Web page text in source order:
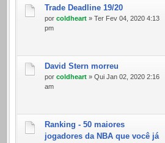
Trade Deadline 19/20
por coldheart » Ter Fev 04, 2020 4:13
pm
David Stern morreu
por coldheart » Qui Jan 02, 2020 2:16
am
Ranking - 50 maiores
jogadores da NBA que você já